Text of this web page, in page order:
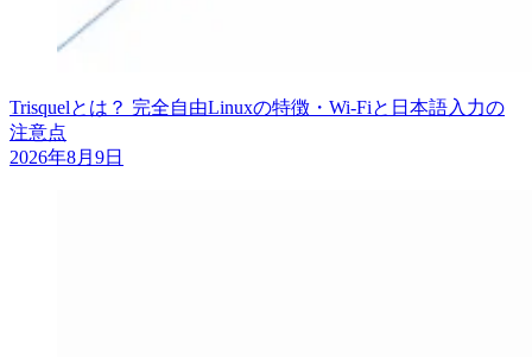
Trisquelとは？ 完全自由Linuxの特徴・Wi-Fiと日本語入力の
注意点
2026年8月9日